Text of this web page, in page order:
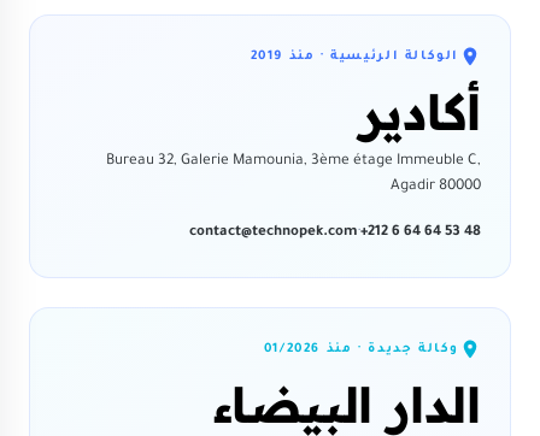
الوكالة الرئيسية · منذ 2019
أكادير
Bureau 32, Galerie Mamounia, 3ème étage Immeuble C,
Agadir 80000
+212 6 64 64 53 48
·
contact@technopek.com
وكالة جديدة · منذ 01/2026
الدار البيضاء